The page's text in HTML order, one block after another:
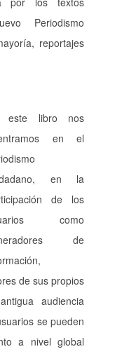
Periodismo
reportajes
este libro nos
en el
en la
de los
como
de
de sus propios
audiencia
se pueden
a nivel global